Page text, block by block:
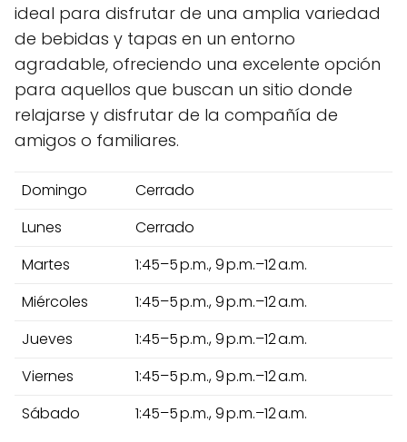
ideal para disfrutar de una amplia variedad
de bebidas y tapas en un entorno
agradable, ofreciendo una excelente opción
para aquellos que buscan un sitio donde
relajarse y disfrutar de la compañía de
amigos o familiares.
Domingo
Cerrado
Lunes
Cerrado
Martes
1:45–5 p.m., 9 p.m.–12 a.m.
Miércoles
1:45–5 p.m., 9 p.m.–12 a.m.
Jueves
1:45–5 p.m., 9 p.m.–12 a.m.
Viernes
1:45–5 p.m., 9 p.m.–12 a.m.
Sábado
1:45–5 p.m., 9 p.m.–12 a.m.